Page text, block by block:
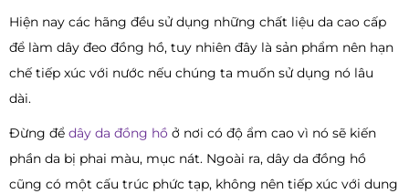
Hiện nay các hãng đều sử dụng những chất liệu da cao cấp
để làm dây đeo đồng hồ, tuy nhiên đây là sản phẩm nên hạn
chế tiếp xúc với nước nếu chúng ta muốn sử dụng nó lâu
dài.
Đừng để dây da đồng hồ ở nơi có độ ẩm cao vì nó sẽ kiến
phần da bị phai màu, mục nát. Ngoài ra, dây da đồng hồ
cũng có một cấu trúc phức tạp, không nên tiếp xúc với dung